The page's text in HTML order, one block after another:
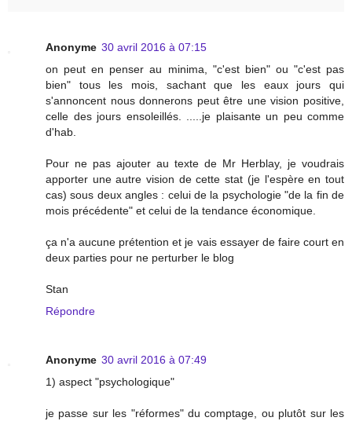
Anonyme 30 avril 2016 à 07:15
on peut en penser au minima, "c'est bien" ou "c'est pas
bien" tous les mois, sachant que les eaux jours qui
s'annoncent nous donnerons peut être une vision positive,
celle des jours ensoleillés. .....je plaisante un peu comme
d'hab.
Pour ne pas ajouter au texte de Mr Herblay, je voudrais
apporter une autre vision de cette stat (je l'espère en tout
cas) sous deux angles : celui de la psychologie "de la fin de
mois précédente" et celui de la tendance économique.
ça n'a aucune prétention et je vais essayer de faire court en
deux parties pour ne perturber le blog
Stan
Répondre
Anonyme 30 avril 2016 à 07:49
1) aspect "psychologique"
je passe sur les "réformes" du comptage, ou plutôt sur les